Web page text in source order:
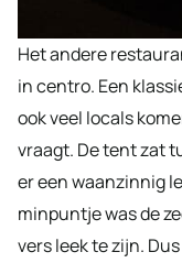
Het andere
in centro. Een
ook veel locals
vraagt. De tent zat
er een waanzinnig
minpuntje was de
vers leek te zijn.